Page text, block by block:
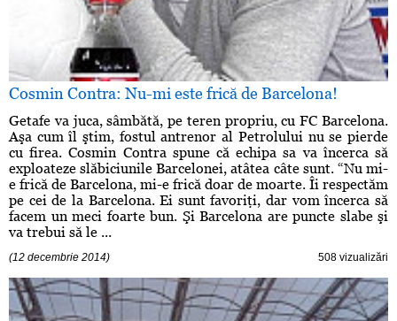
Cosmin Contra: Nu-mi este frică de Barcelona!
Getafe va juca, sâmbătă, pe teren propriu, cu FC Barcelona.
Aşa cum îl ştim, fostul antrenor al Petrolului nu se pierde
cu firea. Cosmin Contra spune că echipa sa va încerca să
exploateze slăbiciunile Barcelonei, atâtea câte sunt. “Nu mi-
e frică de Barcelona, mi-e frică doar de moarte. Îi respectăm
pe cei de la Barcelona. Ei sunt favoriţi, dar vom încerca să
facem un meci foarte bun. Şi Barcelona are puncte slabe şi
va trebui să le ...
(12 decembrie 2014) 508 vizualizări